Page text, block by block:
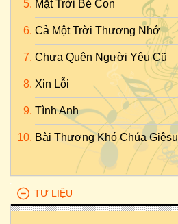
Mặt Trời Bé Con
Cả Một Trời Thương Nhớ
Chưa Quên Người Yêu Cũ
Xin Lỗi
Tình Anh
Bài Thương Khó Chúa Giêsu
TƯ LIỆU